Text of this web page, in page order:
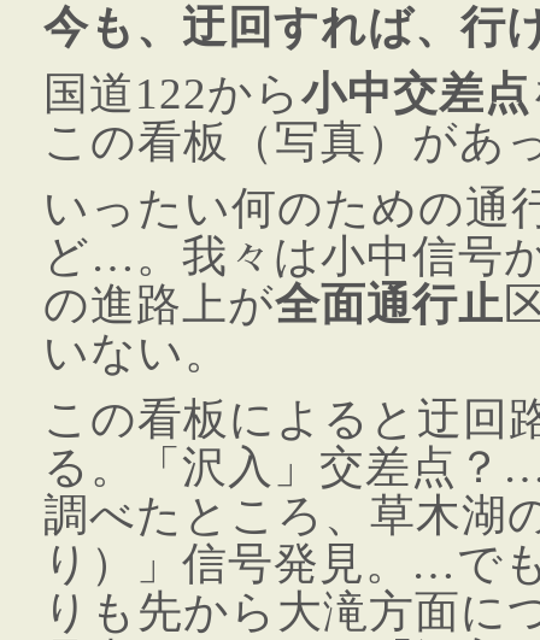
今も、迂回すれば、行
国道122から小中交差点
この看板（写真）があ
いったい何のための通
ど…。我々は小中信号
の進路上が全面通行止
いない。
この看板によると迂回
る。「沢入」交差点？
調べたところ、草木湖
り）」信号発見。…で
りも先から大滝方面に